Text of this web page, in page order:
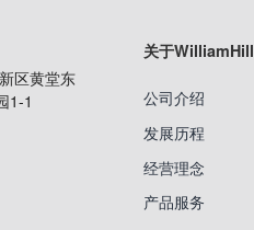
区黄堂东
1-1
关于WilliamHill
公司介绍
发展历程
经营理念
产品服务